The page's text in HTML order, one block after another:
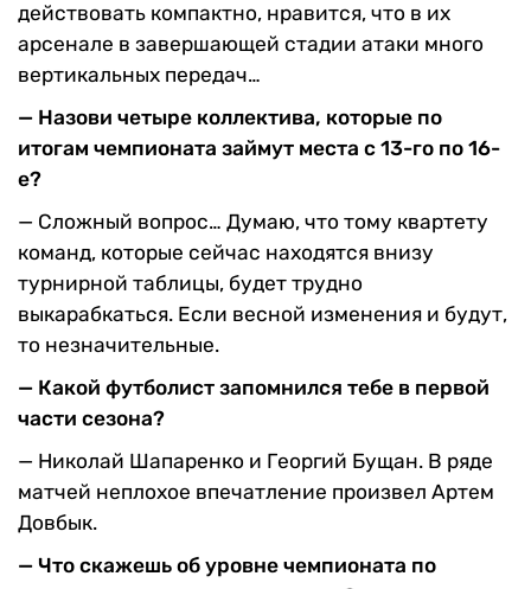
действовать компактно, нравится, что в их
арсенале в завершающей стадии атаки много
вертикальных передач…
— Назови четыре коллектива, которые по
итогам чемпионата займут места с 13-го по 16-
е?
— Сложный вопрос… Думаю, что тому квартету
команд, которые сейчас находятся внизу
турнирной таблицы, будет трудно
выкарабкаться. Если весной изменения и будут,
то незначительные.
— Какой футболист запомнился тебе в первой
части сезона?
— Николай Шапаренко и Георгий Бущан. В ряде
матчей неплохое впечатление произвел Артем
Довбык.
— Что скажешь об уровне чемпионата по